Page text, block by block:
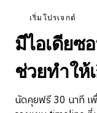
เริ่มโปรเจกต์
มีไอเดียซ
ช่วยทำให้
นัดคุยฟรี 30 นาที เ